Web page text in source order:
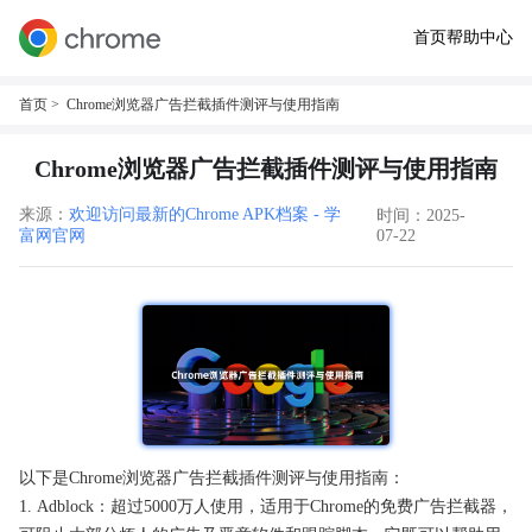
首页帮助中心
首页 > Chrome浏览器广告拦截插件测评与使用指南
Chrome浏览器广告拦截插件测评与使用指南
来源： 欢迎访问最新的Chrome APK档案 - 学
富网官网
时间：2025-
07-22
以下是Chrome浏览器广告拦截插件测评与使用指南：
1. Adblock：超过5000万人使用，适用于Chrome的免费广告拦截器，